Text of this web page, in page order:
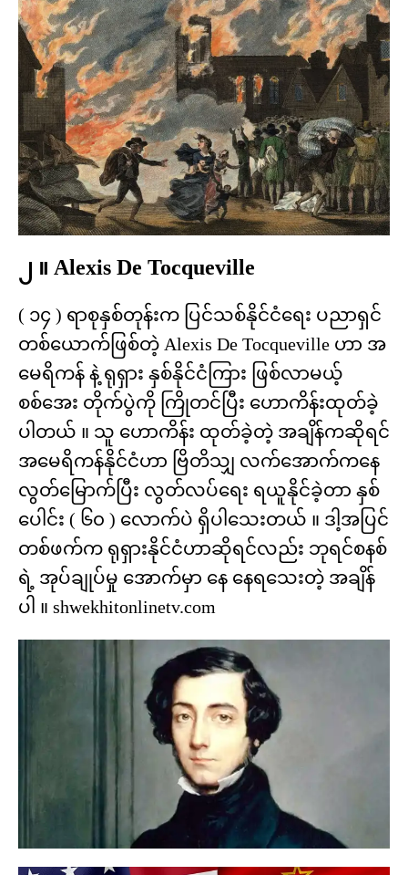
၂ ။ Alexis De Tocqueville
( ၁၄ ) ရာစုနှစ်တုန်းက ပြင်သစ်နိုင်ငံရေး ပညာရှင်
တစ်ယောက်ဖြစ်တဲ့ Alexis De Tocqueville ဟာ အ
မေရိကန် နဲ့ ရုရှား နှစ်နိုင်ငံကြား ဖြစ်လာမယ့်
စစ်အေး တိုက်ပွဲကို ကြိုတင်ပြီး ဟောကိန်းထုတ်ခဲ့
ပါတယ် ။ သူ ဟောကိန်း ထုတ်ခဲ့တဲ့ အချိန်ကဆိုရင်
အမေရိကန်နိုင်ငံဟာ ဗြိတိသျှ လက်အောက်ကနေ
လွတ်မြောက်ပြီး လွတ်လပ်ရေး ရယူနိုင်ခဲ့တာ နှစ်
ပေါင်း ( ၆၀ ) လောက်ပဲ ရှိပါသေးတယ် ။ ဒါ့အပြင်
တစ်ဖက်က ရုရှားနိုင်ငံဟာဆိုရင်လည်း ဘုရင်စနစ်
ရဲ့ အုပ်ချုပ်မှု အောက်မှာ နေ နေရသေးတဲ့ အချိန်
ပါ ။ shwekhitonlinetv.com